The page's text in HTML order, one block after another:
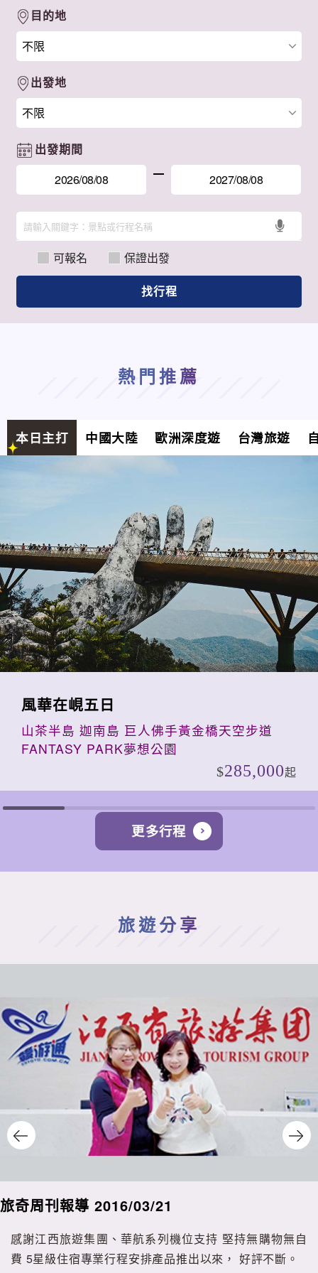
目的地
出發地
出發期間
可報名 保證出發
找行程
熱門推薦
本日主打 中國大陸 歐洲深度遊 台灣旅遊
風華在峴五日
山茶半島 迦南島 巨人佛手黃金橋天空步道
FANTASY PARK夢想公園
285,000起
更多行程
旅遊分享
旅奇周刊報導 2016/03/21
感謝江西旅遊集團、華航系列機位支持 堅持無購物無自
費 5星級住宿專業行程安排產品推出以來， 好評不斷。